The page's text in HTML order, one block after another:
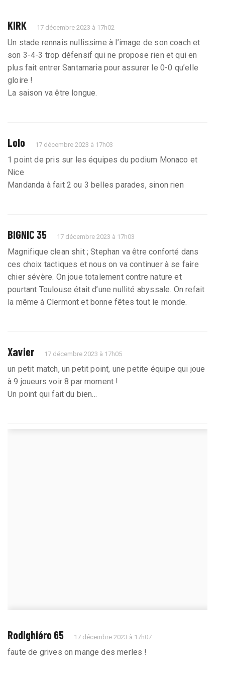
KIRK 17 décembre 2023 à 17h02
Un stade rennais nullissime à l’image de son coach et
son 3-4-3 trop défensif qui ne propose rien et qui en
plus fait entrer Santamaria pour assurer le 0-0 qu’elle
gloire !
La saison va être longue.
Lolo 17 décembre 2023 à 17h03
1 point de pris sur les équipes du podium Monaco et
Nice
Mandanda à fait 2 ou 3 belles parades, sinon rien
BIGNIC 35 17 décembre 2023 à 17h03
Magnifique clean shit ; Stephan va être conforté dans
ces choix tactiques et nous on va continuer à se faire
chier sévère. On joue totalement contre nature et
pourtant Toulouse était d’une nullité abyssale. On refait
la même à Clermont et bonne fêtes tout le monde.
Xavier 17 décembre 2023 à 17h05
un petit match, un petit point, une petite équipe qui joue
à 9 joueurs voir 8 par moment !
Un point qui fait du bien...
Rodighiéro 65 17 décembre 2023 à 17h07
faute de grives on mange des merles !